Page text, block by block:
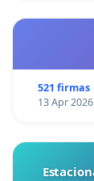
521 firmas
13 Apr 2026